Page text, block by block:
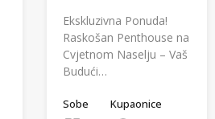
Ekskluzivna Ponuda!
Raskošan Penthouse na
Cvjetnom Naselju – Vaš
Budući…
Sobe
Kupaonice